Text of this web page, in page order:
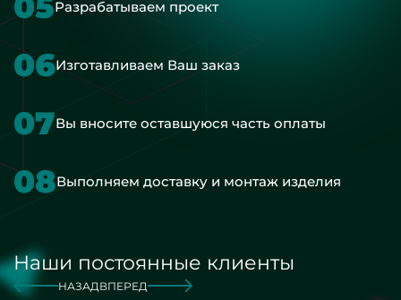
Разрабатываем проект
06Изготавливаем Ваш заказ
07Вы вносите оставшуюся часть оплаты
08Выполняем доставку и монтаж изделия
Наши постоянные клиенты
НАЗАД ВПЕРЕД